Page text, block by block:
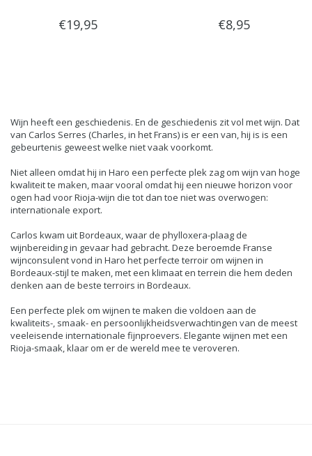
€19,95 €8,95
Wijn heeft een geschiedenis. En de geschiedenis zit vol met wijn. Dat
van Carlos Serres (Charles, in het Frans) is er een van, hij is is een
gebeurtenis geweest welke niet vaak voorkomt.
Niet alleen omdat hij in Haro een perfecte plek zag om wijn van hoge
kwaliteit te maken, maar vooral omdat hij een nieuwe horizon voor
ogen had voor Rioja-wijn die tot dan toe niet was overwogen:
internationale export.
Carlos kwam uit Bordeaux, waar de phylloxera-plaag de
wijnbereiding in gevaar had gebracht. Deze beroemde Franse
wijnconsulent vond in Haro het perfecte terroir om wijnen in
Bordeaux-stijl te maken, met een klimaat en terrein die hem deden
denken aan de beste terroirs in Bordeaux.
Een perfecte plek om wijnen te maken die voldoen aan de
kwaliteits-, smaak- en persoonlijkheidsverwachtingen van de meest
veeleisende internationale fijnproevers. Elegante wijnen met een
Rioja-smaak, klaar om er de wereld mee te veroveren.